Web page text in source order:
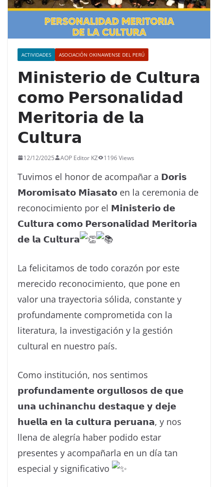
ACTIVIDADES ASOCIACIÓN OKINAWENSE DEL PERÚ
𝗠𝗶𝗻𝗶𝘀𝘁𝗲𝗿𝗶𝗼 𝗱𝗲 𝗖𝘂𝗹𝘁𝘂𝗿𝗮
𝗰𝗼𝗺𝗼 𝗣𝗲𝗿𝘀𝗼𝗻𝗮𝗹𝗶𝗱𝗮𝗱
𝗠𝗲𝗿𝗶𝘁𝗼𝗿𝗶𝗮 𝗱𝗲 𝗹𝗮
𝗖𝘂𝗹𝘁𝘂𝗿𝗮
12/12/2025 AOP Editor KZ 1196 Views
Tuvimos el honor de acompañar a 𝗗𝗼𝗿𝗶𝘀
𝗠𝗼𝗿𝗼𝗺𝗶𝘀𝗮𝘁𝗼 𝗠𝗶𝗮𝘀𝗮𝘁𝗼 en la ceremonia de
reconocimiento por el 𝗠𝗶𝗻𝗶𝘀𝘁𝗲𝗿𝗶𝗼 𝗱𝗲
𝗖𝘂𝗹𝘁𝘂𝗿𝗮 𝗰𝗼𝗺𝗼 𝗣𝗲𝗿𝘀𝗼𝗻𝗮𝗹𝗶𝗱𝗮𝗱 𝗠𝗲𝗿𝗶𝘁𝗼𝗿𝗶𝗮
𝗱𝗲 𝗹𝗮 𝗖𝘂𝗹𝘁𝘂𝗿𝗮
La felicitamos de todo corazón por este
merecido reconocimiento, que pone en
valor una trayectoria sólida, constante y
profundamente comprometida con la
literatura, la investigación y la gestión
cultural en nuestro país.
Como institución, nos sentimos
𝗽𝗿𝗼𝗳𝘂𝗻𝗱𝗮𝗺𝗲𝗻𝘁𝗲 𝗼𝗿𝗴𝘂𝗹𝗹𝗼𝘀𝗼𝘀 𝗱𝗲 𝗾𝘂𝗲
𝘂𝗻𝗮 𝘂𝗰𝗵𝗶𝗻𝗮𝗻𝗰𝗵𝘂 𝗱𝗲𝘀𝘁𝗮𝗾𝘂𝗲 𝘆 𝗱𝗲𝗷𝗲
𝗵𝘂𝗲𝗹𝗹𝗮 𝗲𝗻 𝗹𝗮 𝗰𝘂𝗹𝘁𝘂𝗿𝗮 𝗽𝗲𝗿𝘂𝗮𝗻𝗮, y nos
llena de alegría haber podido estar
presentes y acompañarla en un día tan
especial y significativo